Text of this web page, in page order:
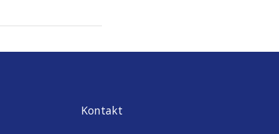
Kontakt